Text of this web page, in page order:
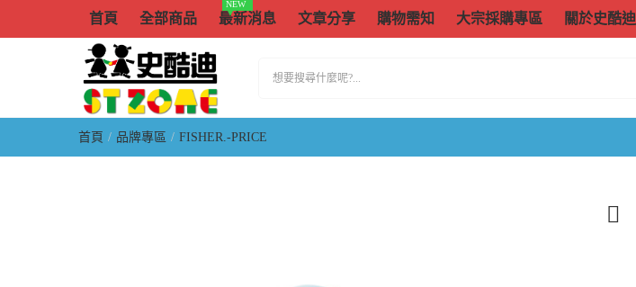
首頁 全部商品
NEW
最新消息 文章分享 購物需知 大宗採購專區 關於史酷迪
首頁 品牌專區 FISHER.-PRICE